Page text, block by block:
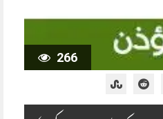
266